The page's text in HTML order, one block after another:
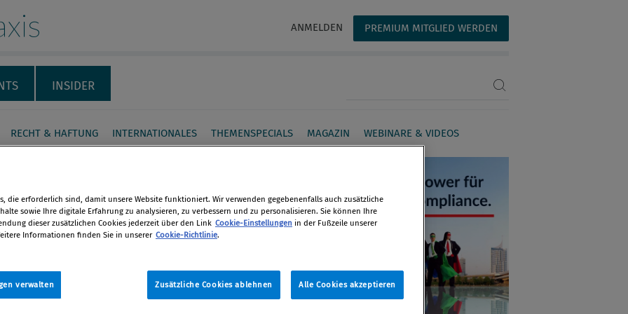
ANMELDEN PREMIUM MITGLIED WERDEN
INSIDER
RECHT & HAFTUNG INTERNATIONALES THEMENSPECIALS MAGAZIN WEBINARE & VIDEOS
Aktivitäten
und Korruptionsprävention an
zur Korruptionsprävention und
(BAK) gestaltet sehr
die erforderlich sind, damit unsere Website funktioniert. Wir verwenden gegebenenfalls auch zusätzliche
sowie Ihre digitale Erfahrung zu analysieren, zu verbessern und zu personalisieren. Sie können Ihre
dieser zusätzlichen Cookies jederzeit über den Link Cookie-Einstellungen in der Fußzeile unserer
Informationen finden Sie in unserer Cookie-Richtlinie.
Zusätzliche Cookies ablehnen Alle Cookies akzeptieren
verwalten